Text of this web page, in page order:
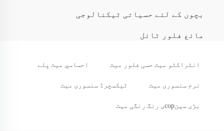
بچوں کے لئے حسیاتی ٹیکنالوجی
مائع فلور ٹائل
انٹراکٹو میٹ حسی فلور میٹ
احساسي میٹ پلے
نرم سنسوری میٹ
ٹیکسچرڈ سنسوری میٹ
بڑی سینсорی رنگ رنگی میٹ